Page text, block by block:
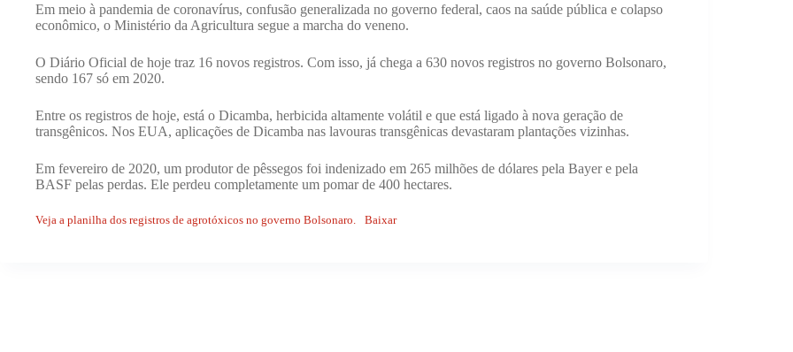
Em meio à pandemia de coronavírus, confusão generalizada no governo federal, caos na saúde pública e colapso
econômico, o Ministério da Agricultura segue a marcha do veneno.
O Diário Oficial de hoje traz 16 novos registros. Com isso, já chega a 630 novos registros no governo Bolsonaro,
sendo 167 só em 2020.
Entre os registros de hoje, está o Dicamba, herbicida altamente volátil e que está ligado à nova geração de
transgênicos. Nos EUA, aplicações de Dicamba nas lavouras transgênicas devastaram plantações vizinhas.
Em fevereiro de 2020, um produtor de pêssegos foi indenizado em 265 milhões de dólares pela Bayer e pela
BASF pelas perdas. Ele perdeu completamente um pomar de 400 hectares.
Veja a planilha dos registros de agrotóxicos no governo Bolsonaro. Baixar